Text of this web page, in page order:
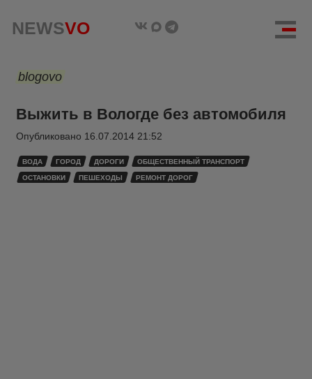
NEWSVO
blogovo
Выжить в Вологде без автомобиля
Опубликовано 16.07.2014 21:52
ВОДА ГОРОД ДОРОГИ ОБЩЕСТВЕННЫЙ ТРАНСПОРТ
ОСТАНОВКИ ПЕШЕХОДЫ РЕМОНТ ДОРОГ